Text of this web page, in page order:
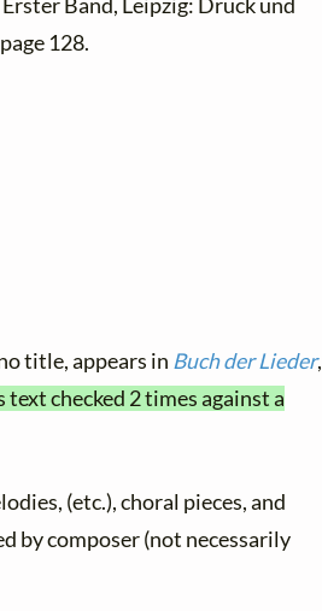
128.
title, appears in Buch der Lieder,
text checked 2 times against a
(etc.), choral pieces, and
by composer (not necessarily